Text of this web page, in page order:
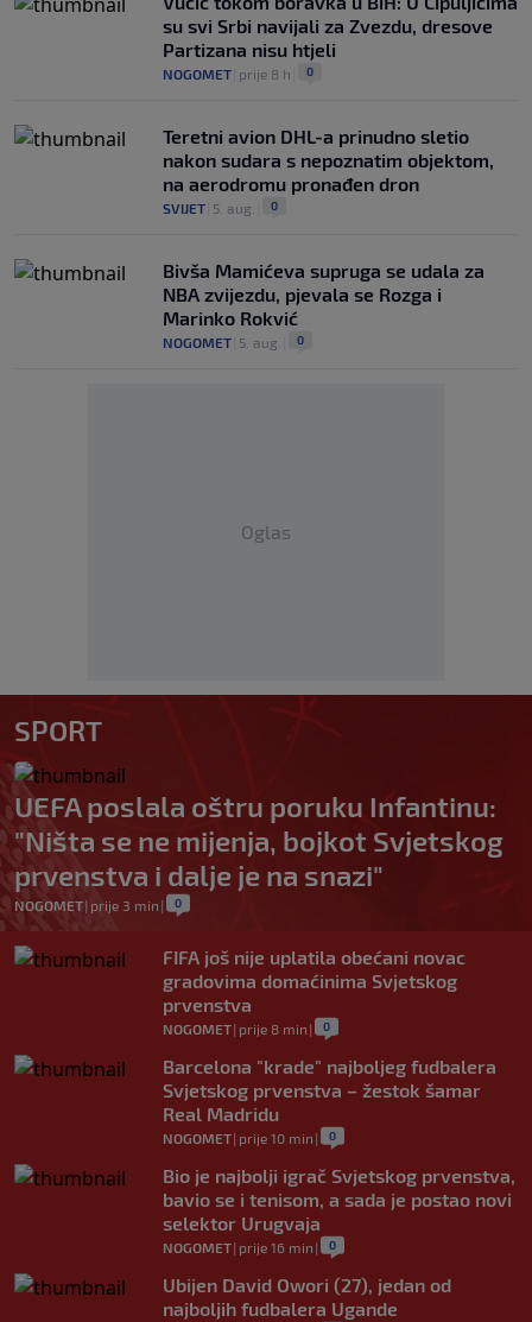
su svi Srbi navijali za Zvezdu, dresove
Partizana nisu htjeli
NOGOMET prije 8 h 0
Teretni avion DHL-a prinudno sletio
nakon sudara s nepoznatim objektom,
na aerodromu pronađen dron
SVIJET 5. aug. 0
Bivša Mamićeva supruga se udala za
NBA zvijezdu, pjevala se Rozga i
Marinko Rokvić
NOGOMET 5. aug. 0
Oglas
SPORT
UEFA poslala oštru poruku Infantinu:
"Ništa se ne mijenja, bojkot Svjetskog
prvenstva i dalje je na snazi"
NOGOMET| prije 3 min | 0
FIFA još nije uplatila obećani novac
gradovima domaćinima Svjetskog
prvenstva
NOGOMET| prije 8 min | 0
Barcelona "krade" najboljeg fudbalera
Svjetskog prvenstva – žestok šamar
Real Madridu
NOGOMET| prije 10 min | 0
Bio je najbolji igrač Svjetskog prvenstva,
bavio se i tenisom, a sada je postao novi
selektor Urugvaja
NOGOMET| prije 16 min | 0
Ubijen David Owori (27), jedan od
najboljih fudbalera Ugande